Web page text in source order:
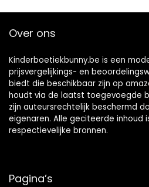
Over ons
Kinderboetiekbunny.be is een
prijsvergelijkings- en
biedt die beschikbaar zijn op
houdt via de laatst toegevoegde
zijn auteursrechtelijk beschermd
eigenaren. Alle geciteerde inhoud
respectievelijke bronnen.
Pagina’s